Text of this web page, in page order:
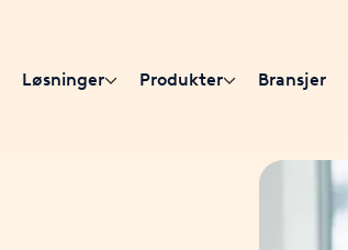
Løsninger Produkter Bransjer